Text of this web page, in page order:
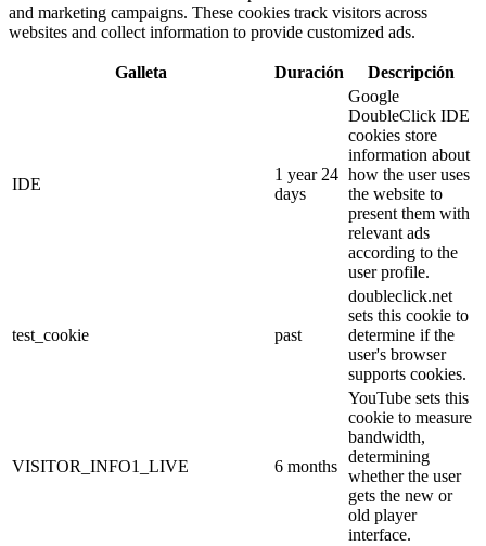
and marketing campaigns. These cookies track visitors across
websites and collect information to provide customized ads.
Galleta Duración Descripción
IDE
1 year 24
days
Google
DoubleClick IDE
cookies store
information about
how the user uses
the website to
present them with
relevant ads
according to the
user profile.
test_cookie past
doubleclick.net
sets this cookie to
determine if the
user's browser
supports cookies.
VISITOR_INFO1_LIVE 6 months
YouTube sets this
cookie to measure
bandwidth,
determining
whether the user
gets the new or
old player
interface.